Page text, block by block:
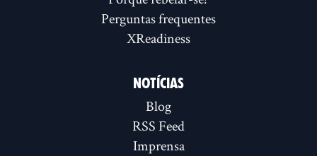
Perguntas frequentes
XReadiness
NOTÍCIAS
Blog
RSS Feed
Imprensa